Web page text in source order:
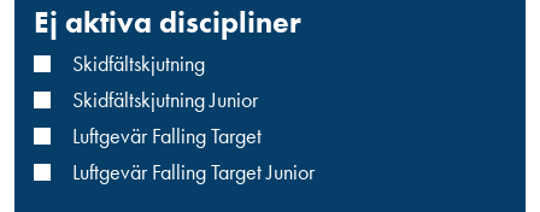
Ej aktiva discipliner
Skidfältskjutning
Skidfältskjutning Junior
Luftgevär Falling Target
Luftgevär Falling Target Junior